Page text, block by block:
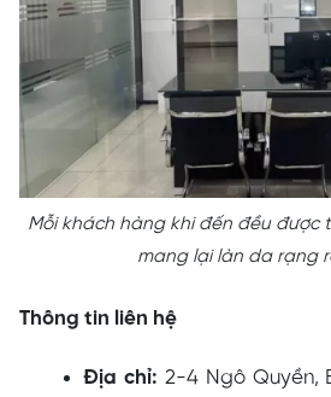
Mỗi khách hàng khi đến đều được
mang lại làn da rạng
Thông tin liên hệ
Địa chỉ: 2-4 Ngô Quyền,